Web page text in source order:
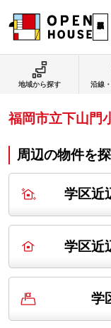
地域から探す 沿線
福岡市立下山門
周辺の物件を
学区近
学区近
学